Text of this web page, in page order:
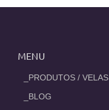
MENU
_PRODUTOS / VELAS
_BLOG